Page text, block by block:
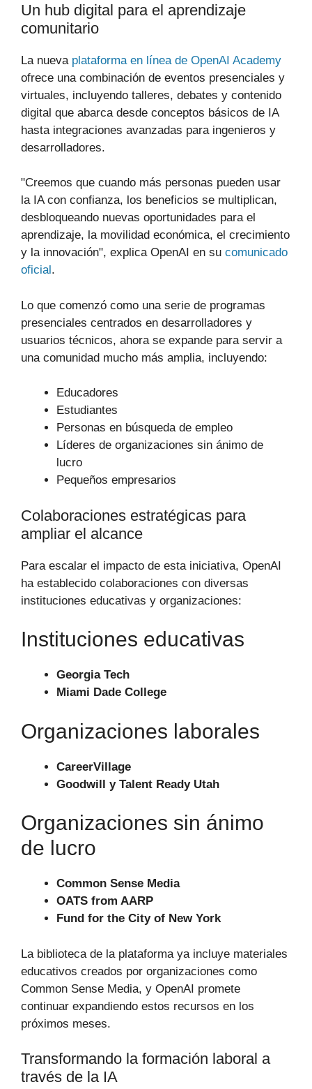
Un hub digital para el aprendizaje
comunitario
La nueva plataforma en línea de OpenAI Academy
ofrece una combinación de eventos presenciales y
virtuales, incluyendo talleres, debates y contenido
digital que abarca desde conceptos básicos de IA
hasta integraciones avanzadas para ingenieros y
desarrolladores.
"Creemos que cuando más personas pueden usar
la IA con confianza, los beneficios se multiplican,
desbloqueando nuevas oportunidades para el
aprendizaje, la movilidad económica, el crecimiento
y la innovación", explica OpenAI en su comunicado
oficial.
Lo que comenzó como una serie de programas
presenciales centrados en desarrolladores y
usuarios técnicos, ahora se expande para servir a
una comunidad mucho más amplia, incluyendo:
Educadores
Estudiantes
Personas en búsqueda de empleo
Líderes de organizaciones sin ánimo de
lucro
Pequeños empresarios
Colaboraciones estratégicas para
ampliar el alcance
Para escalar el impacto de esta iniciativa, OpenAI
ha establecido colaboraciones con diversas
instituciones educativas y organizaciones:
Instituciones educativas
Georgia Tech
Miami Dade College
Organizaciones laborales
CareerVillage
Goodwill y Talent Ready Utah
Organizaciones sin ánimo
de lucro
Common Sense Media
OATS from AARP
Fund for the City of New York
La biblioteca de la plataforma ya incluye materiales
educativos creados por organizaciones como
Common Sense Media, y OpenAI promete
continuar expandiendo estos recursos en los
próximos meses.
Transformando la formación laboral a
través de la IA